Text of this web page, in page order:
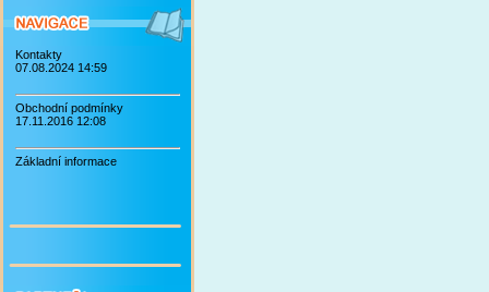
Kontakty
07.08.2024 14:59
Obchodní podmínky
17.11.2016 12:08
Základní informace